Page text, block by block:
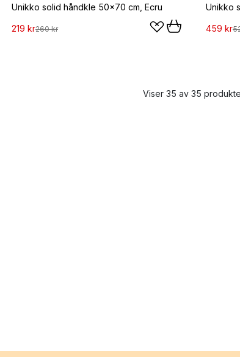
Unikko solid håndkle 50x70 cm, Ecru
219 kr260 kr 459 kr
Viser 35 av 35